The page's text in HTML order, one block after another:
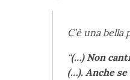
C’è una
“(…) Non
(…). Anche